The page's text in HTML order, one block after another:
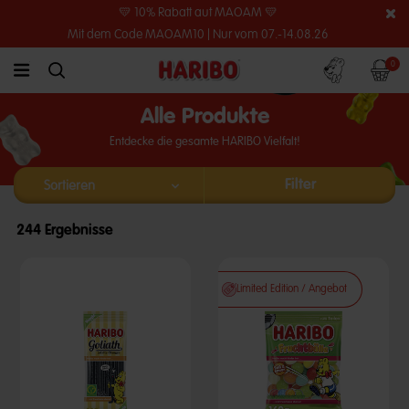
💛 10% Rabatt auf MAOAM 💛
Mit dem Code MAOAM10 | Nur vom 07.-14.08.26
link.header.menu.label
simplesearch.search.label
Konto 0
Alle Produkte
Entdecke die gesamte HARIBO Vielfalt!
Filter
244 Ergebnisse
Limited Edition / Angebot